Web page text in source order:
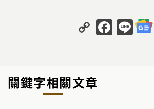
C
o
y
Li
F
a
Li
n
關鍵字相關文章